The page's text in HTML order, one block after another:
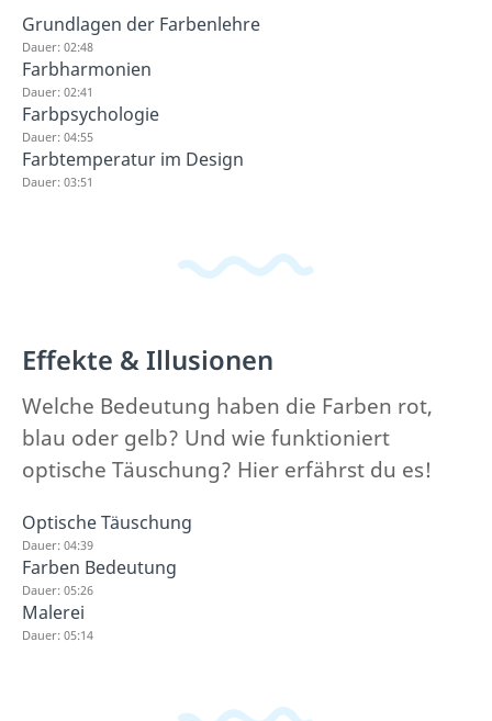
Grundlagen der Farbenlehre
Dauer: 02:48
Farbharmonien
Dauer: 02:41
Farbpsychologie
Dauer: 04:55
Farbtemperatur im Design
Dauer: 03:51
Effekte & Illusionen
Welche Bedeutung haben die Farben rot,
blau oder gelb? Und wie funktioniert
optische Täuschung? Hier erfährst du es!
Optische Täuschung
Dauer: 04:39
Farben Bedeutung
Dauer: 05:26
Malerei
Dauer: 05:14